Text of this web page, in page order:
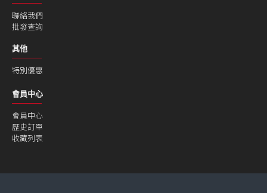
聯絡我們
批發查詢
其他
特別優惠
會員中心
會員中心
歷史訂單
收藏列表